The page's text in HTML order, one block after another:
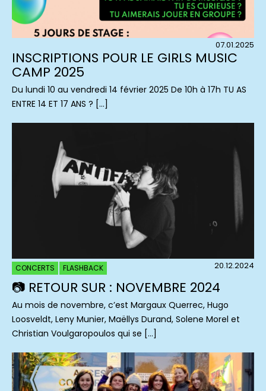
07.01.2025
INSCRIPTIONS POUR LE GIRLS MUSIC
CAMP 2025
Du lundi 10 au vendredi 14 février 2025 De 10h à 17h TU AS
ENTRE 14 ET 17 ANS ? […]
CONCERTS FLASHBACK 20.12.2024
📷 RETOUR SUR : NOVEMBRE 2024
Au mois de novembre, c’est Margaux Querrec, Hugo
Loosveldt, Leny Munier, Maëllys Durand, Solene Morel et
Christian Voulgaropoulos qui se […]